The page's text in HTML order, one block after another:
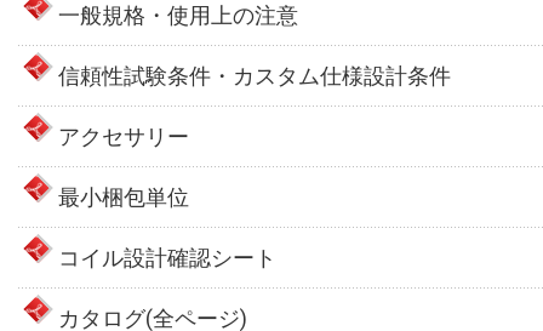
一般規格・使用上の注意
信頼性試験条件・カスタム仕様設計条件
アクセサリー
最小梱包単位
コイル設計確認シート
カタログ(全ページ)